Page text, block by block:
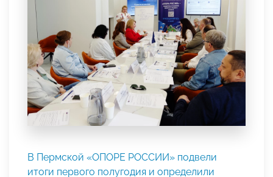
В Пермской «ОПОРЕ РОССИИ» подвели
итоги первого полугодия и определили